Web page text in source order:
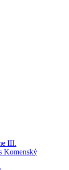
III.
Komenský